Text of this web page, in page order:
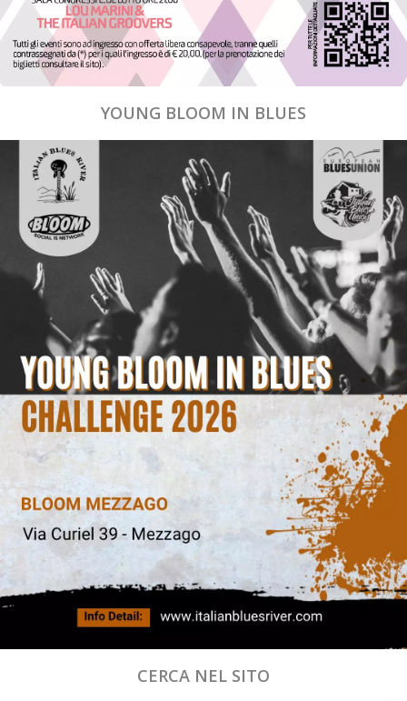
YOUNG BLOOM IN BLUES
CERCA NEL SITO